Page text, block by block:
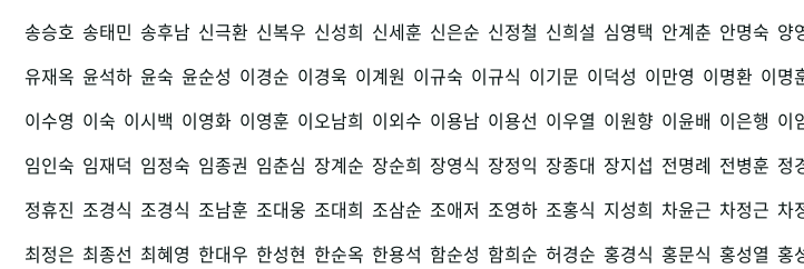
송승호 송태민 송후남 신극환 신복우 신성희 신세훈 신은순 신정철 신희설 심영택 안계춘 안명숙 양
유재옥 윤석하 윤숙 윤순성 이경순 이경욱 이계원 이규숙 이규식 이기문 이덕성 이만영 이명환 이명
이수영 이숙 이시백 이영화 이영훈 이오남희 이외수 이용남 이용선 이우열 이원향 이윤배 이은행 이
임인숙 임재덕 임정숙 임종권 임춘심 장계순 장순희 장영식 장정익 장종대 장지섭 전명례 전병훈 정
정휴진 조경식 조경식 조남훈 조대웅 조대희 조삼순 조애저 조영하 조홍식 지성희 차윤근 차정근 차
최정은 최종선 최혜영 한대우 한성현 한순옥 한용석 함순성 함희순 허경순 홍경식 홍문식 홍성열 홍